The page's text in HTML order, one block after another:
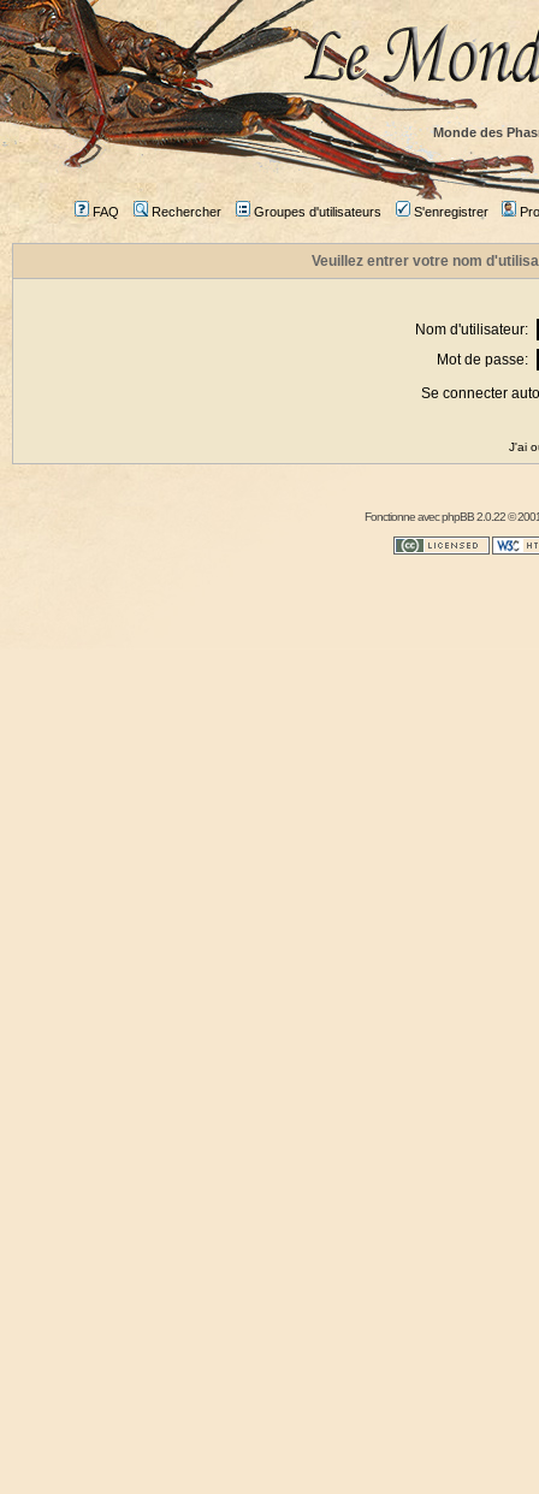
Monde des
FAQ Rechercher Groupes d'utilisateurs S'enregistrer
Veuillez entrer votre nom
Nom d'utilisateur:
Mot de passe:
Se connecter
J'ai
Fonctionne avecphpBB2.0.22 ©